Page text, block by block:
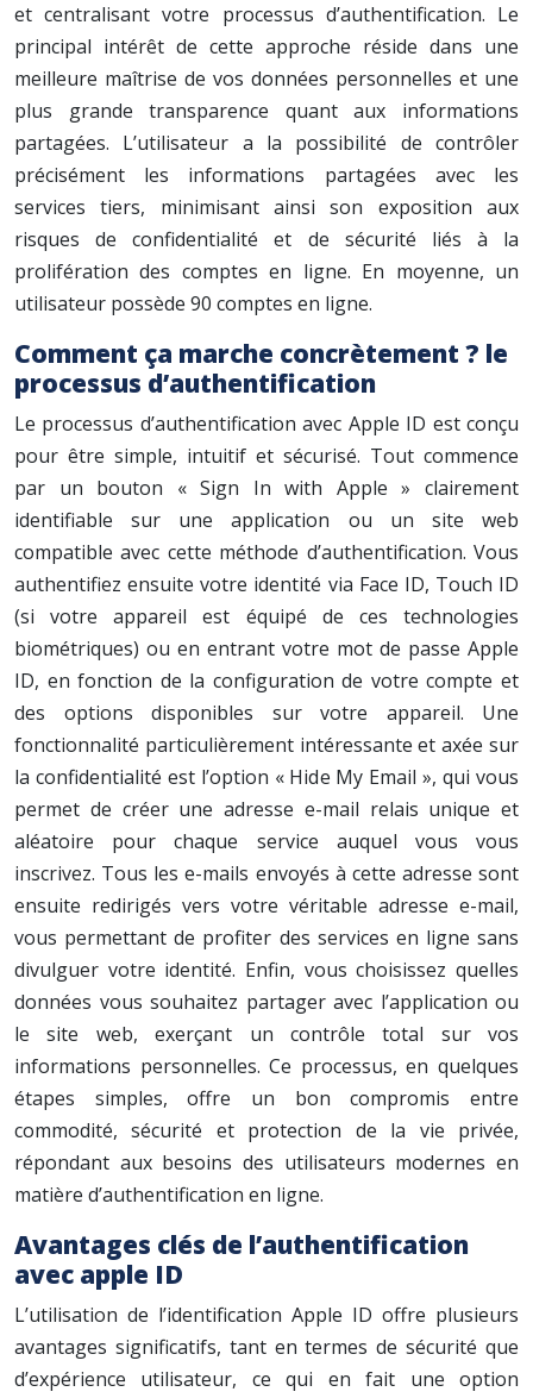
et centralisant votre processus d’authentification. Le
principal intérêt de cette approche réside dans une
meilleure maîtrise de vos données personnelles et une
plus grande transparence quant aux informations
partagées. L’utilisateur a la possibilité de contrôler
précisément les informations partagées avec les
services tiers, minimisant ainsi son exposition aux
risques de confidentialité et de sécurité liés à la
prolifération des comptes en ligne. En moyenne, un
utilisateur possède 90 comptes en ligne.
Comment ça marche concrètement ? le
processus d’authentification
Le processus d’authentification avec Apple ID est conçu
pour être simple, intuitif et sécurisé. Tout commence
par un bouton « Sign In with Apple » clairement
identifiable sur une application ou un site web
compatible avec cette méthode d’authentification. Vous
authentifiez ensuite votre identité via Face ID, Touch ID
(si votre appareil est équipé de ces technologies
biométriques) ou en entrant votre mot de passe Apple
ID, en fonction de la configuration de votre compte et
des options disponibles sur votre appareil. Une
fonctionnalité particulièrement intéressante et axée sur
la confidentialité est l’option « Hide My Email », qui vous
permet de créer une adresse e-mail relais unique et
aléatoire pour chaque service auquel vous vous
inscrivez. Tous les e-mails envoyés à cette adresse sont
ensuite redirigés vers votre véritable adresse e-mail,
vous permettant de profiter des services en ligne sans
divulguer votre identité. Enfin, vous choisissez quelles
données vous souhaitez partager avec l’application ou
le site web, exerçant un contrôle total sur vos
informations personnelles. Ce processus, en quelques
étapes simples, offre un bon compromis entre
commodité, sécurité et protection de la vie privée,
répondant aux besoins des utilisateurs modernes en
matière d’authentification en ligne.
Avantages clés de l’authentification
avec apple ID
L’utilisation de l’identification Apple ID offre plusieurs
avantages significatifs, tant en termes de sécurité que
d’expérience utilisateur, ce qui en fait une option